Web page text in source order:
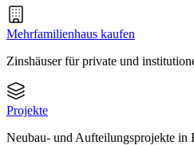
Mehrfamilienhaus kaufen
Zinshäuser für private und
Projekte
Neubau- und Aufteilungsprojekte in